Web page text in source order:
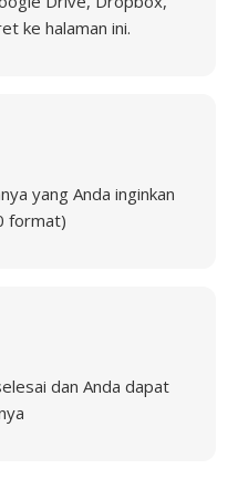
ke halaman ini.
yang Anda inginkan
format)
dan Anda dapat